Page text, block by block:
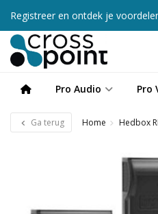
Registreer en ontdek je
Pro Audio Pro
Ga terug Home Hedbox